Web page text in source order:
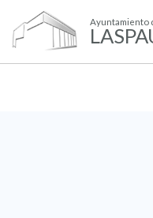
Ayuntamiento